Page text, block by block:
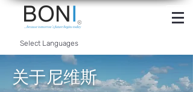
Select Languages
关于尼维斯